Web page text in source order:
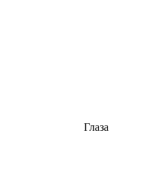
Глаза